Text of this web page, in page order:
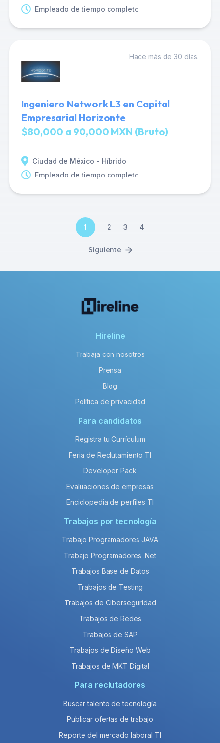
Empleado de tiempo completo
Hace más de 30 días.
Ingeniero Network L3 en Capital
Empresarial Horizonte
$80,000 a 90,000 MXN (Bruto)
Ciudad de México - Híbrido
Empleado de tiempo completo
1 2 3 4
Siguiente
Hireline
Trabaja con nosotros
Prensa
Blog
Política de privacidad
Para candidatos
Registra tu Currículum
Feria de Reclutamiento TI
Developer Pack
Evaluaciones de empresas
Enciclopedia de perfiles TI
Trabajos por tecnología
Trabajo Programadores JAVA
Trabajo Programadores .Net
Trabajos Base de Datos
Trabajos de Testing
Trabajos de Ciberseguridad
Trabajos de Redes
Trabajos de SAP
Trabajos de Diseño Web
Trabajos de MKT Digital
Para reclutadores
Buscar talento de tecnología
Publicar ofertas de trabajo
Reporte del mercado laboral TI